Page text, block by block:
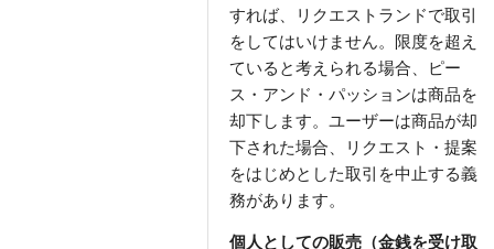
すれば、リクエストランドで取引
をしてはいけません。限度を超え
ていると考えられる場合、ピー
ス・アンド・パッションは商品を
却下します。ユーザーは商品が却
下された場合、リクエスト・提案
をはじめとした取引を中止する義
務があります。
個人としての販売（金銭を受け取